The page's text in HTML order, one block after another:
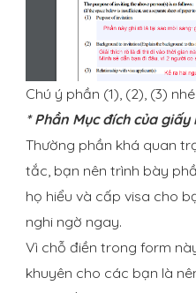
Chú ý phần (1), (2), (3) nhé
* Phần Mục đích của
Thường phần khá quan
tắc, bạn nên trình bày
họ hiểu và cấp visa cho
nghi ngờ ngay.
Vì chỗ điền trong form
khuyên cho các bạn là